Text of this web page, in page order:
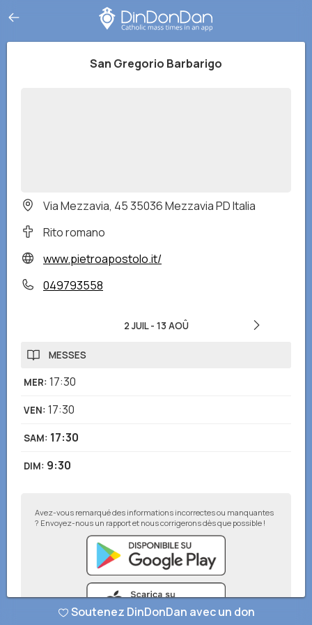
San Gregorio Barbarigo
Via Mezzavia, 45 35036 Mezzavia PD Italia
Rito romano
www.pietroapostolo.it/
049793558
2 JUIL- 13 AOÛ
MESSES
MER: 17:30
VEN: 17:30
SAM: 17:30
DIM: 9:30
Avez-vous remarqué des informations incorrectes ou manquantes
? Envoyez-nous un rapport et nous corrigerons dès que possible !
Soutenez DinDonDan avec un don